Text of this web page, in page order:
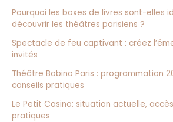
Pourquoi les boxes de livres sont-elles
découvrir les théâtres parisiens ?
Spectacle de feu captivant : créez
invités
Théâtre Bobino Paris : programmation
conseils pratiques
Le Petit Casino: situation actuelle,
pratiques